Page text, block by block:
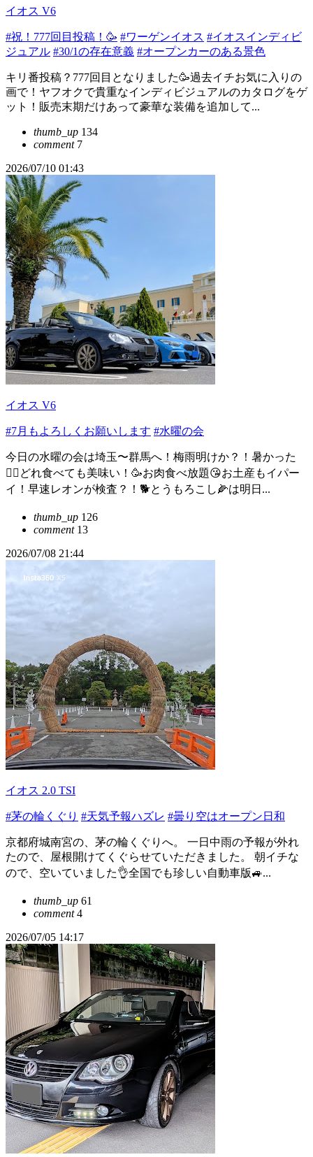
イオス V6
#祝！777回目投稿！🥳 #ワーゲンイオス #イオスインディビ
ジュアル #30/1の存在意義 #オープンカーのある景色
キリ番投稿？777回目となりました🥳過去イチお気に入りの
画で！ヤフオクで貴重なインディビジュアルのカタログをゲ
ット！販売末期だけあって豪華な装備を追加して...
thumb_up 134
comment7
2026/07/10 01:43
イオス V6
#7月もよろしくお願いします #水曜の会
今日の水曜の会は埼玉〜群馬へ！梅雨明けか？！暑かった
😵‍💫どれ食べても美味い！🥳お肉食べ放題😘お土産もイパー
イ！早速レオンが検査？！🐕とうもろこし🌽は明日...
thumb_up 126
comment13
2026/07/08 21:44
イオス 2.0 TSI
#茅の輪くぐり #天気予報ハズレ #曇り空はオープン日和
京都府城南宮の、茅の輪くぐりへ。 一日中雨の予報が外れ
たので、屋根開けてくぐらせていただきました。 朝イチな
ので、空いていました👌全国でも珍しい自動車版🚙...
thumb_up 61
comment4
2026/07/05 14:17